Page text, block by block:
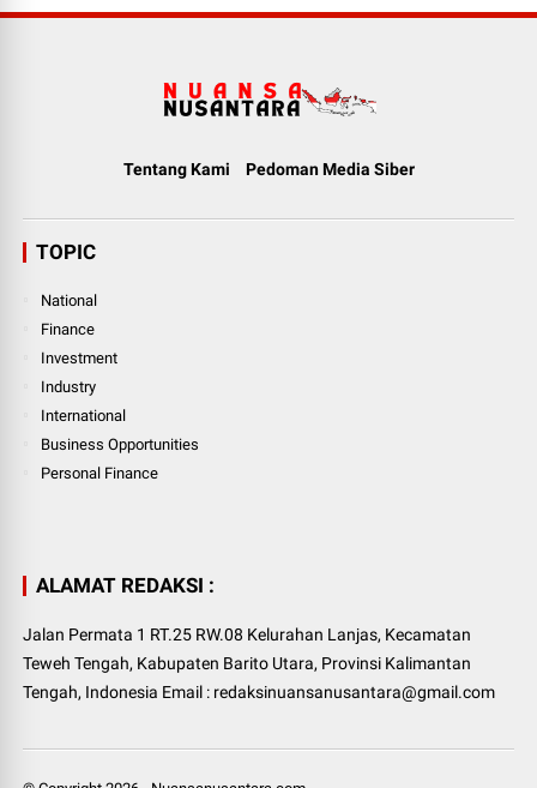
Tentang Kami Pedoman Media Siber
TOPIC
National
Finance
Investment
Industry
International
Business Opportunities
Personal Finance
ALAMAT REDAKSI :
Jalan Permata 1 RT.25 RW.08 Kelurahan Lanjas, Kecamatan
Teweh Tengah, Kabupaten Barito Utara, Provinsi Kalimantan
Tengah, Indonesia Email : redaksinuansanusantara@gmail.com